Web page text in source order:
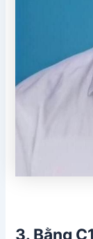
3. Bằng